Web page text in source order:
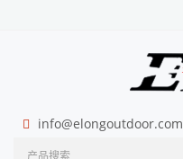
info@elongoutdoor.com